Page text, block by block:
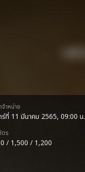
จำหน่าย
ที่ 11 มีนาคม 2565, 09:00 น.
ตร
/ 1,500 / 1,200